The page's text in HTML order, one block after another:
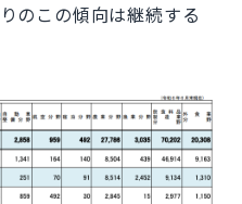
のこの傾向は継続する